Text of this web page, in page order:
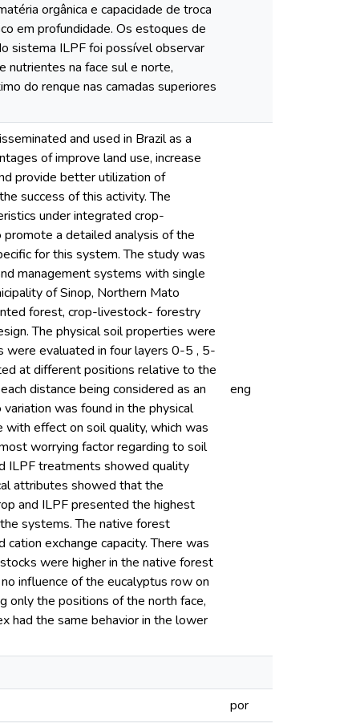
orgânica e capacidade de troca
em profundidade. Os estoques de
sistema ILPF foi possível observar
nutrientes na face sul e norte,
do renque nas camadas superiores
and used in Brazil as a
of improve land use, increase
provide better utilization of
success of this activity. The
under integrated crop-
a detailed analysis of the
for this system. The study was
management systems with single
of Sinop, Northern Mato
forest, crop-livestock- forestry
The physical soil properties were
evaluated in four layers 0-5 , 5-
at different positions relative to the
distance being considered as an
was found in the physical
effect on soil quality, which was
worrying factor regarding to soil
ILPF treatments showed quality
attributes showed that the
and ILPF presented the highest
systems. The native forest
exchange capacity. There was
were higher in the native forest
influence of the eucalyptus row on
only the positions of the north face,
had the same behavior in the lower
eng
por